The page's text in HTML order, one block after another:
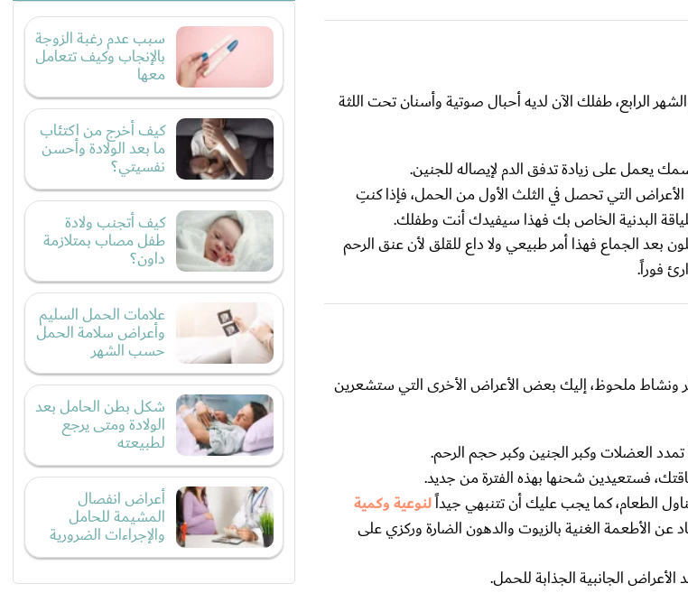
الرابع، طفلك الآن لديه أحبال صوتية وأسنان تحت اللثة
يعمل على زيادة تدفق الدم لإيصاله للجنين.
التي تحصل في الثلث الأول من الحمل، فإذا كنتِ
البدنية الخاص بك فهذا سيفيدك أنت وطفلك.
بعد الجماع فهذا أمر طبيعي ولا داع للقلق لأن عنق الرحم
فوراً.
ونشاط ملحوظ، إليك بعض الأعراض الأخرى التي ستشعرين
العضلات وكبر الجنين وكبر حجم الرحم.
فستعيدين شحنها بهذه الفترة من جديد.
الطعام، كما يجب عليك أن تتنبهي جيداًلنوعية وكمية
بالابتعاد عن الأطعمة الغنية بالزيوت والدهون الضارة وركزي على
الجانبية الجذابة للحمل.
سبب عدم رغبة الزوجة
بالإنجاب وكيف تتعامل
معها
كيف أخرج من اكتئاب
ما بعد الولادة وأحسن
نفسيتي؟
كيف أتجنب ولادة
طفل مصاب بمتلازمة
داون؟
علامات الحمل السليم
وأعراض سلامة الحمل
حسب الشهر
شكل بطن الحامل بعد
الولادة ومتى يرجع
لطبيعته
أعراض انفصال
المشيمة للحامل
والإجراءات الضرورية